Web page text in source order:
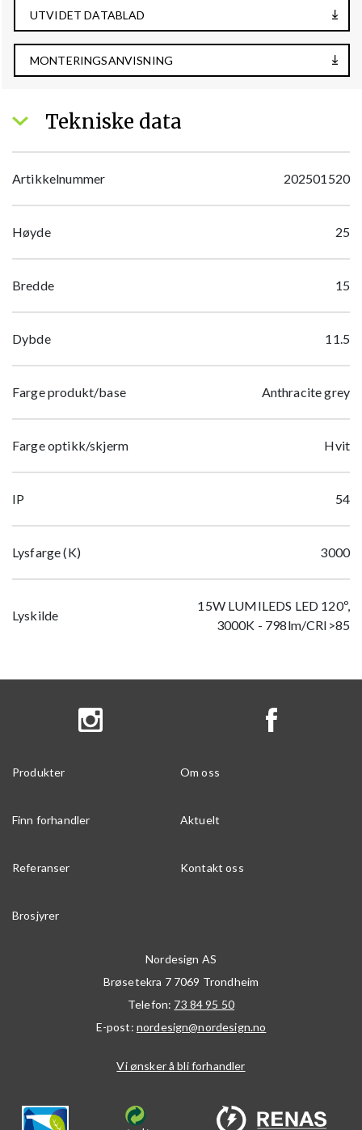
UTVIDET DATABLAD
MONTERINGSANVISNING
Tekniske data
Artikkelnummer 202501520
Høyde 25
Bredde 15
Dybde 11.5
Farge produkt/base Anthracite grey
Farge optikk/skjerm Hvit
IP 54
Lysfarge (K) 3000
Lyskilde
15W LUMILEDS LED 120º,
3000K - 798lm/CRI>85
Produkter Om oss
Finn forhandler Aktuelt
Referanser Kontakt oss
Brosjyrer
Nordesign AS
Brøsetekra 7 7069 Trondheim
Telefon: 73 84 95 50
E-post: nordesign@nordesign.no
Vi ønsker å bli forhandler